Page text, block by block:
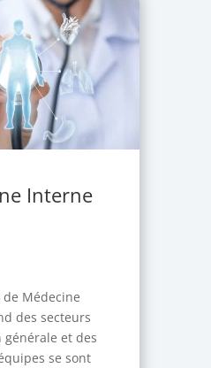
Interne
Médecine
des secteurs
générale et des
se sont